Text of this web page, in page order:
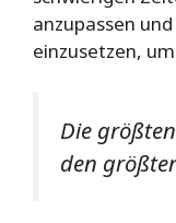
anzupassen
einzusetzen,
Die
den